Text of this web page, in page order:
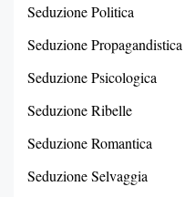
Seduzione Politica
Seduzione Propagandistica
Seduzione Psicologica
Seduzione Ribelle
Seduzione Romantica
Seduzione Selvaggia